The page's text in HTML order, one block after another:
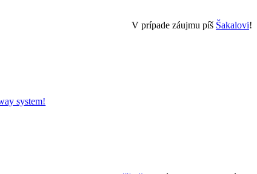
V prípade záujmu píš Šakalovi!
system!